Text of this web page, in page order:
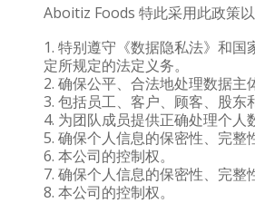
Aboitiz Foods 特此采用此政策以
特别遵守《数据隐私法》和国
定所规定的法定义务。
确保公平、合法地处理数据主
包括员工、客户、顾客、股东
为团队成员提供正确处理个人
确保个人信息的保密性、完整
本公司的控制权。
确保个人信息的保密性、完整
本公司的控制权。